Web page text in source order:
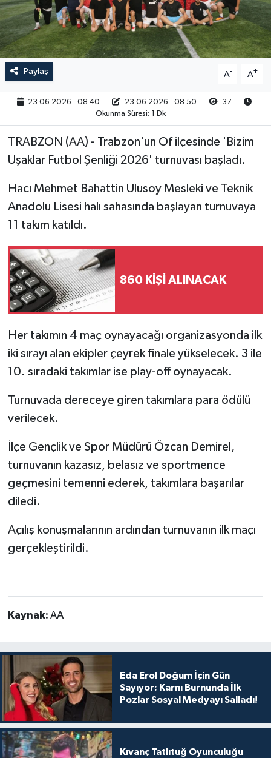
Paylaş A- A+
23.06.2026 - 08:40 23.06.2026 - 08:50
37
Okunma Süresi: 1 Dk
TRABZON (AA) - Trabzon'un Of ilçesinde 'Bizim
Uşaklar Futbol Şenliği 2026' turnuvası başladı.
Hacı Mehmet Bahattin Ulusoy Mesleki ve Teknik
Anadolu Lisesi halı sahasında başlayan turnuvaya
11 takım katıldı.
860 KİŞİ ALINACAK
Her takımın 4 maç oynayacağı organizasyonda ilk
iki sırayı alan ekipler çeyrek finale yükselecek. 3 ile
10. sıradaki takımlar ise play-off oynayacak.
Turnuvada dereceye giren takımlara para ödülü
verilecek.
İlçe Gençlik ve Spor Müdürü Özcan Demirel,
turnuvanın kazasız, belasız ve sportmence
geçmesini temenni ederek, takımlara başarılar
diledi.
Açılış konuşmalarının ardından turnuvanın ilk maçı
gerçekleştirildi.
Kaynak: AA
Eda Erol Doğum İçin Gün
Sayıyor: Karnı Burnunda İlk
Pozlar Sosyal Medyayı Salladı!
Kıvanç Tatlıtuğ Oyunculuğu
RESMİ İLAN